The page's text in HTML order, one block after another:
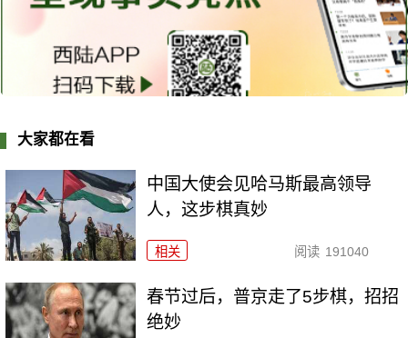
大家都在看
中国大使会见哈马斯最高领导
人，这步棋真妙
相关 阅读 191040
春节过后，普京走了5步棋，招招
绝妙